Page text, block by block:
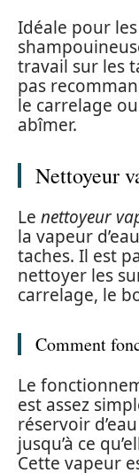
Idéale pour les
travail sur les
pas
le carrelage
abîmer.
Nettoyeur
Le nettoyeur
la vapeur
taches. Il est
nettoyer les
carrelage, le
Comment
Le
est assez
réservoir
jusqu’à ce
Cette vapeur